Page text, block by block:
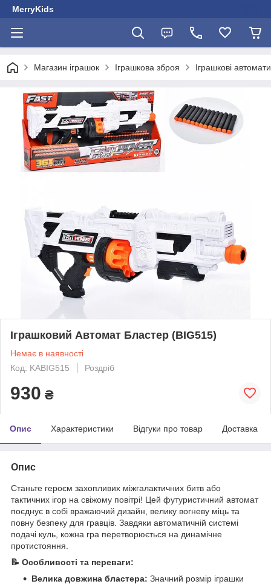
MerryKids
Магазин іграшок Іграшкова зброя Іграшкові автомати
Іграшковий Автомат Бластер (BIG515)
Немає в наявності
Код: KABIG515
Роздріб
930 ₴
Опис Характеристики Відгуки про товар Доставка
Опис
Станьте героєм захопливих міжгалактичних битв або
тактичних ігор на свіжому повітрі! Цей футуристичний автомат
поєднує в собі вражаючий дизайн, велику вогневу міць та
повну безпеку для гравців. Завдяки автоматичній системі
подачі куль, кожна гра перетворюється на динамічне
протистояння.
📝 Особливості та переваги:
Велика довжина бластера: Значний розмір іграшки